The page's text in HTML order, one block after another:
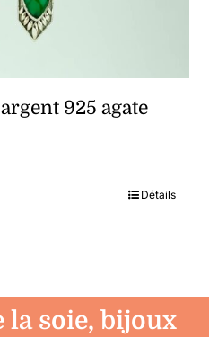
925 agate
Détails
la soie, bijoux